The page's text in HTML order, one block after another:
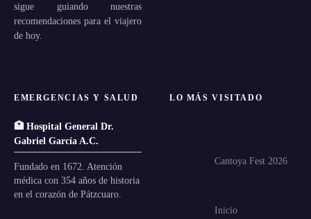
sigue guiando nuestras
recomendaciones para el viajero
de hoy.
EMERGENCIAS Y SALUD
🏥 Hospital General Dr.
Gabriel García A.C.
Fundado en 1672. Atención
médica con 354 años de historia
en el corazón de Pátzcuaro.
LO MÁS VISITADO
Cantoya Fest 2026
Inicio